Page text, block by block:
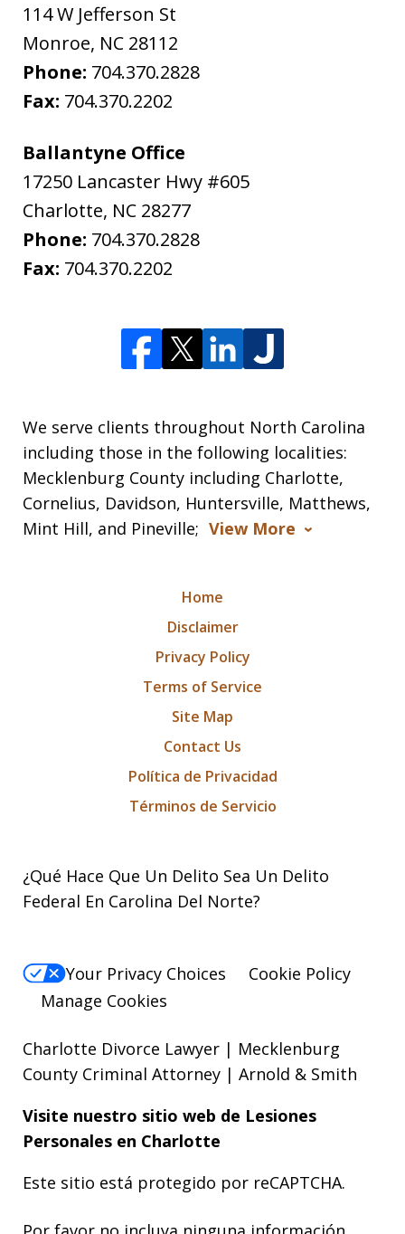
114 W Jefferson St
Monroe, NC 28112
Phone: 704.370.2828
Fax: 704.370.2202
Ballantyne Office
17250 Lancaster Hwy #605
Charlotte, NC 28277
Phone: 704.370.2828
Fax: 704.370.2202
We serve clients throughout North Carolina
including those in the following localities:
Mecklenburg County including Charlotte,
Cornelius, Davidson, Huntersville, Matthews,
Mint Hill, and Pineville; View More
Home
Disclaimer
Privacy Policy
Terms of Service
Site Map
Contact Us
Política de Privacidad
Términos de Servicio
¿Qué Hace Que Un Delito Sea Un Delito
Federal En Carolina Del Norte?
Your Privacy Choices
Cookie Policy
Manage Cookies
Charlotte Divorce Lawyer | Mecklenburg
County Criminal Attorney | Arnold & Smith
Visite nuestro sitio web de Lesiones
Personales en Charlotte
Este sitio está protegido por reCAPTCHA.